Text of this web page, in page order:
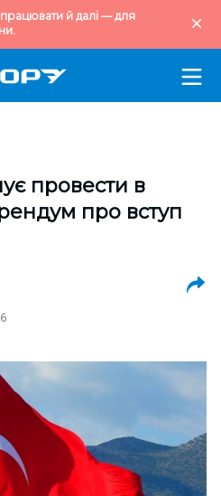
й далі — для
провести в
про вступ